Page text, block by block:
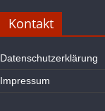
Kontakt
Datenschutzerklärung
Impressum